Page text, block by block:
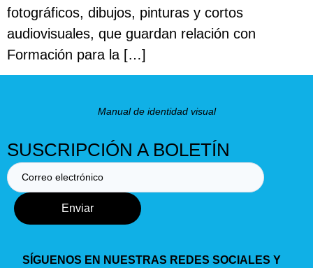
fotográficos, dibujos, pinturas y cortos
audiovisuales, que guardan relación con
Formación para la […]
Manual de identidad visual
SUSCRIPCIÓN A BOLETÍN
Enviar
SÍGUENOS EN NUESTRAS REDES SOCIALES Y